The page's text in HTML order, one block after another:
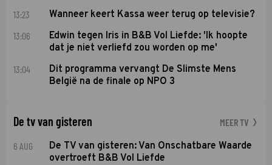
13:23 Wanneer keert Kassa weer terug op televisie?
13:06
Edwin tegen Iris in B&B Vol Liefde: 'Ik hoopte
dat je niet verliefd zou worden op me'
13:04
Dit programma vervangt De Slimste Mens
België na de finale op NPO 3
De tv van gisteren MEER TV
6 AUG
De TV van gisteren: Van Onschatbare Waarde
overtroeft B&B Vol Liefde